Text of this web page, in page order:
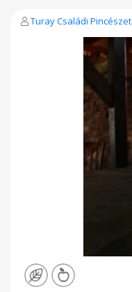
Turay Családi Pincészet